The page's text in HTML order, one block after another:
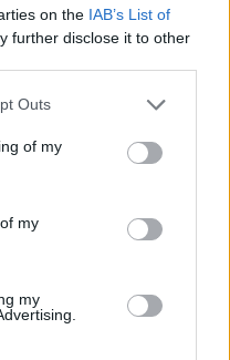
on the IAB’s List of
further disclose it to other
Outs
of my
my
my